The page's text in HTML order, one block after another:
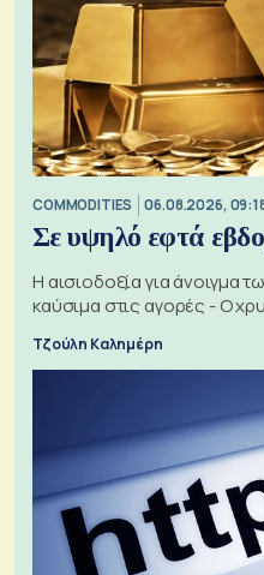
COMMODITIES 06.08.2026,
Σε υψηλό εφτά
Η αισιοδοξία για άνοιγμα
καύσιμα στις αγορές - Ο
Τζούλη Καλημέρη